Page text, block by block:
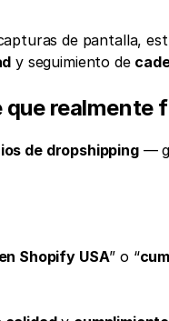
de pantalla,
y seguimiento de
que realmente
de dropshipping —
Shopify USA” o “